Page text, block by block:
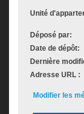
Unité
Déposé par:
Date de dépôt:
Dernière
Adresse URL :
Modifier les